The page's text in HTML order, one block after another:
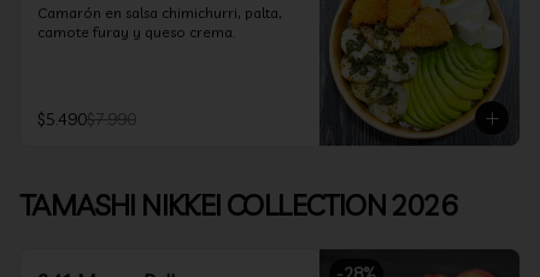
Camarón en salsa chimichurri, palta,
camote furay y queso crema.
$5.490$7.990
TAMASHI NIKKEI COLLECTION 2026